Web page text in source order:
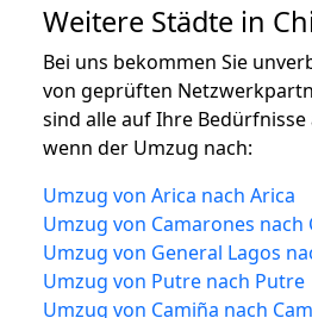
Weitere Städte in
Bei uns bekommen Sie
von geprüften
sind alle auf Ihre Bedürfnisse
wenn der Umzug nach:
Umzug von Arica nach Arica
Umzug von Camarones nach
Umzug von General Lagos
Umzug von Putre nach Putre
Umzug von Camiña nach